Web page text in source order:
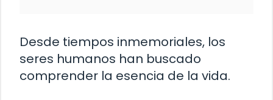
Desde tiempos inmemoriales, los
seres humanos han buscado
comprender la esencia de la vida.